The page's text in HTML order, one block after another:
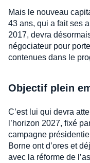
Mais le nouveau
43 ans, qui a fait ses
2017, devra
négociateur pour
contenues dans le
Objectif plein
C’est lui qui devra
l’horizon 2027, fixé
campagne
Borne ont d’ores et
avec la réforme de